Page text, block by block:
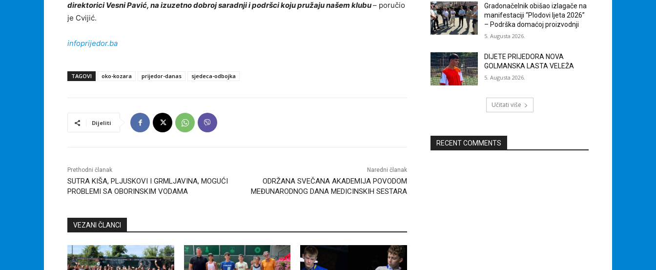
direktorici Vesni Pavić, na izuzetno dobroj saradnji i podršci koju pružaju našem klubu– poručio
je Cvijić.
infoprijedor.ba
TAGOVI oko-kozara prijedor-danas sjedeca-odbojka
Dijeliti
Prethodni članak
SUTRA KIŠA, PLJUSKOVI I GRMLJAVINA, MOGUĆI
PROBLEMI SA OBORINSKIM VODAMA
Naredni članak
ODRŽANA SVEČANA AKADEMIJA POVODOM
MEĐUNARODNOG DANA MEDICINSKIH SESTARA
VEZANI ČLANCI
Gradonačelnik obišao izlagače na
manifestaciji “Plodovi ljeta 2026”
– Podrška domaćoj proizvodnji
5. Augusta 2026.
DIJETE PRIJEDORA NOVA
GOLMANSKA LASTA VELEŽA
5. Augusta 2026.
Učitati više
RECENT COMMENTS